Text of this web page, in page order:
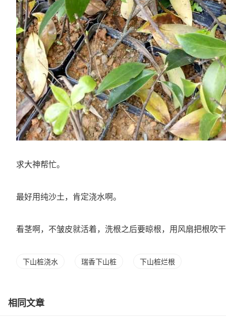
求大神帮忙。
最好用纯沙土，肯定浇水啊。
看茎啊，不皱皮就活着，洗根之后要晾根，用风扇把根吹
下山桩浇水 瑞香下山桩 下山桩烂根
相同文章